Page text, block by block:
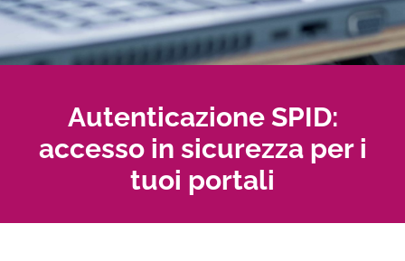
Autenticazione SPID:
accesso in sicurezza per i
tuoi portali